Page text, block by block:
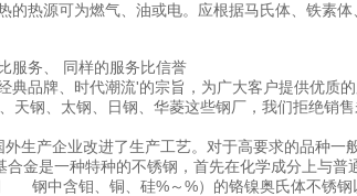
的热源可为燃气、油或电。应根据马氏体、铁素
服务、 同样的服务比信誉
品牌、时代潮流'的宗旨，为广大客户提供优质的
钢、太钢、日钢、华菱这些钢厂，我们拒绝销
产企业改进了生产工艺。对于高要求的品种一
金是一种特种的不锈钢，首先在化学成分上与
钢中含钼、铜、硅%～%）的铬镍奥氏体不锈钢